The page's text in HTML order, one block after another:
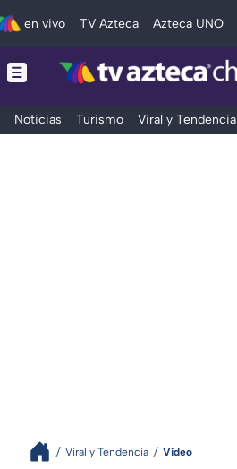
en vivo TV Azteca Azteca UNO
Noticias Turismo Viral y Tendencia
Viral y Tendencia Video